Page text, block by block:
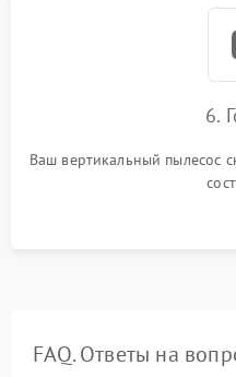
6.
Ваш вертикальный пылесос
FAQ. Ответы на